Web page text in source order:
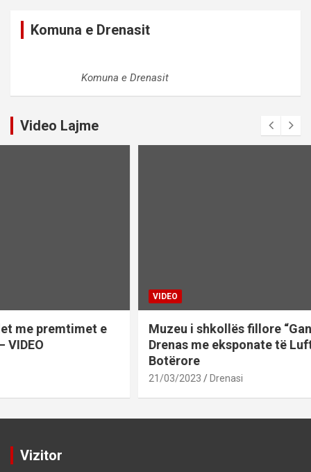
Komuna e Drenasit
Komuna e Drenasit
Video Lajme
Muzeu i shkollës fillore “Gani Elshani”, në
Drenas me eksponate të Luftës së Dytë
Vizitor